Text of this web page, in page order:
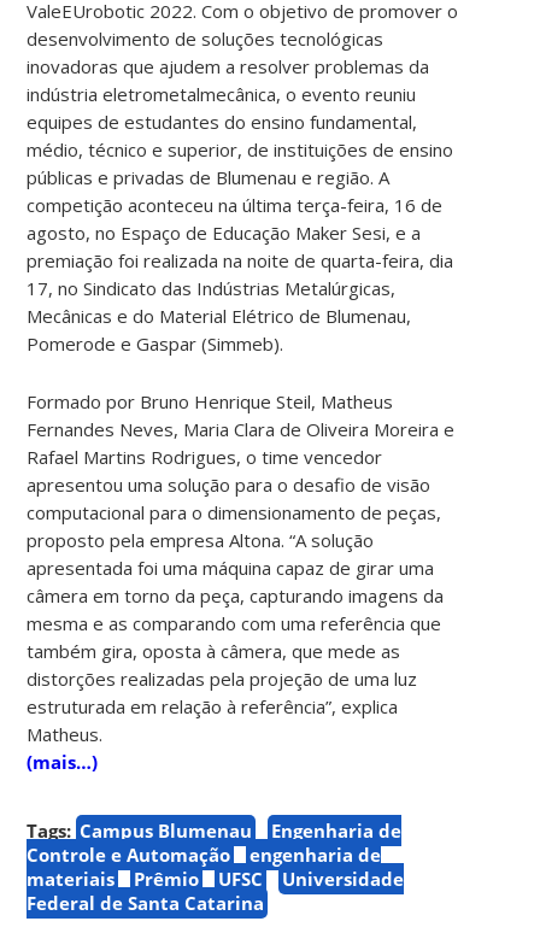
ValeEUrobotic 2022. Com o objetivo de promover o
desenvolvimento de soluções tecnológicas
inovadoras que ajudem a resolver problemas da
indústria eletrometalmecânica, o evento reuniu
equipes de estudantes do ensino fundamental,
médio, técnico e superior, de instituições de ensino
públicas e privadas de Blumenau e região. A
competição aconteceu na última terça-feira, 16 de
agosto, no Espaço de Educação Maker Sesi, e a
premiação foi realizada na noite de quarta-feira, dia
17, no Sindicato das Indústrias Metalúrgicas,
Mecânicas e do Material Elétrico de Blumenau,
Pomerode e Gaspar (Simmeb).
Formado por Bruno Henrique Steil, Matheus
Fernandes Neves, Maria Clara de Oliveira Moreira e
Rafael Martins Rodrigues, o time vencedor
apresentou uma solução para o desafio de visão
computacional para o dimensionamento de peças,
proposto pela empresa Altona. “A solução
apresentada foi uma máquina capaz de girar uma
câmera em torno da peça, capturando imagens da
mesma e as comparando com uma referência que
também gira, oposta à câmera, que mede as
distorções realizadas pela projeção de uma luz
estruturada em relação à referência”, explica
Matheus.
(mais…)
Tags: Campus Blumenau
Engenharia de
Controle e Automação
engenharia de
materiais
Prêmio UFSC
Universidade
Federal de Santa Catarina